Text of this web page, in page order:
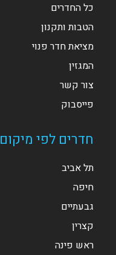
כל החדרים
הטבות ותקנון
מציאת חדר פנוי
המגזין
צור קשר
פייסבוק
חדרים לפי מיקום
תל אביב
חיפה
גבעתיים
קצרין
ראש פינה